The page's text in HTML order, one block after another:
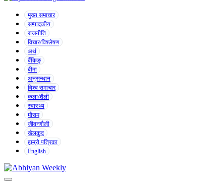
मुख्य समाचार
सम्पादकीय
राजनीति
विचार/विश्लेषण
अर्थ
बैंकिङ्
बीमा
अनुसन्धान
विश्व समाचार
कला/शैली
स्वास्थ्य
मौसम
जीवनशैली
खेलकुद
हाम्रो पत्रिका
English